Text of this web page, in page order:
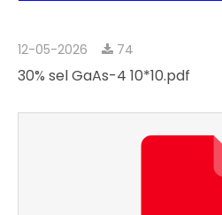
12-05-2026 74
30% sel GaAs-4 10*10.pdf